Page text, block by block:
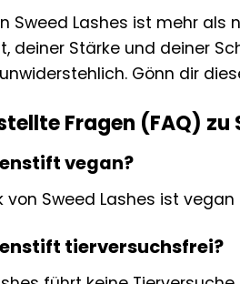
Sweed Lashes ist mehr
deiner Stärke und deiner
Gönn dir
Fragen (FAQ) zu
vegan?
von Sweed Lashes ist
tierversuchsfrei?